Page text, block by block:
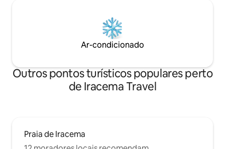
Ar-condicionado
Outros pontos turísticos populares perto
de Iracema Travel
Praia de Iracema